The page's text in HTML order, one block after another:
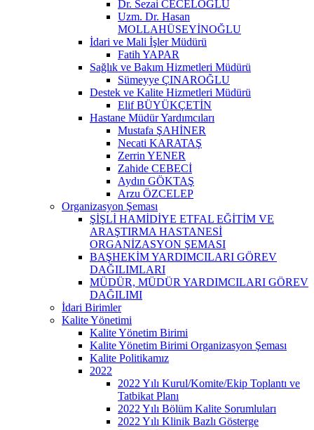
Dr. Sezai CECELOĞLU
Uzm. Dr. Hasan
MOLLAHÜSEYİNOĞLU
İdari ve Mali İşler Müdürü
Fatih YAPAR
Sağlık ve Bakım Hizmetleri Müdürü
Sümeyye ÇINAROĞLU
Destek ve Kalite Hizmetleri Müdürü
Elif BÜYÜKÇETİN
Hastane Müdür Yardımcıları
Mustafa ŞAHİNER
Necati KARATAŞ
Zerrin YENER
Zahide CEBECİ
Aydın GÖKTAŞ
Arzu ÖZCELEP
Organizasyon Şeması
ŞİŞLİ HAMİDİYE ETFAL EĞİTİM VE
ARAŞTIRMA HASTANESİ
ORGANİZASYON ŞEMASI
BAŞHEKİM YARDIMCILARI GÖREV
DAĞILIMLARI
MÜDÜR, MÜDÜR YARDIMCILARI GÖREV
DAĞILIMI
İdari Birimler
Kalite Yönetimi
Kalite Yönetim Birimi
Kalite Yönetim Birimi Organizasyon Şeması
Kalite Politikamız
2022
2022 Yılı Kurul/Komite/Ekip Toplantı ve
Tatbikat Planı
2022 Yılı Bölüm Kalite Sorumluları
2022 Yılı Klinik Bazlı Gösterge